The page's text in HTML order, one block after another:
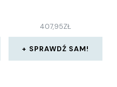
407,95ZŁ
SPRAWDŹ SAM!